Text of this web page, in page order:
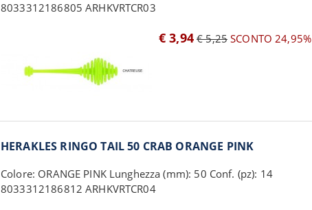
8033312186805 ARHKVRTCR03
€ 3,94 € 5,25SCONTO 24,95%
HERAKLES RINGO TAIL 50 CRAB ORANGE PINK
Colore: ORANGE PINK Lunghezza (mm): 50 Conf. (pz): 14
8033312186812 ARHKVRTCR04